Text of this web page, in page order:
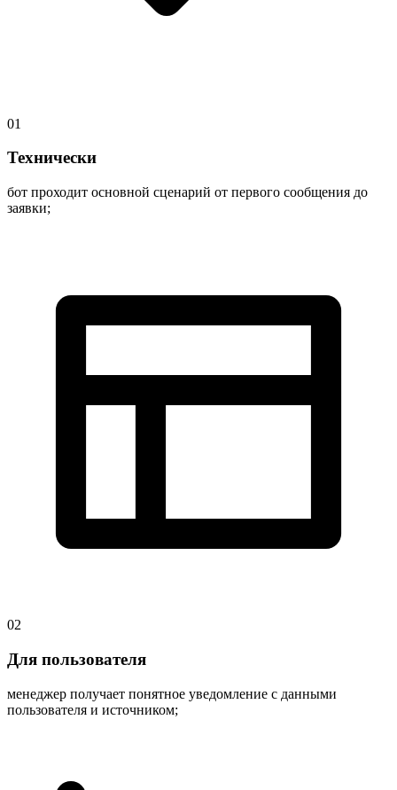
01
Технически
бот проходит основной сценарий от первого сообщения до
заявки;
02
Для пользователя
менеджер получает понятное уведомление с данными
пользователя и источником;